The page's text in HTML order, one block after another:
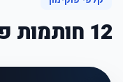
12 חותמות פוקימון